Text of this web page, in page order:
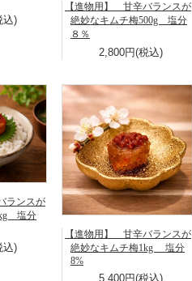
込)
【進物用】 甘辛バランスが
絶妙なキムチ梅500g 塩分
８％
2,800円(税込)
ランスが
塩分
込)
【進物用】 甘辛バランスが
絶妙なキムチ梅1kg 塩分
8%
5,400円(税込)